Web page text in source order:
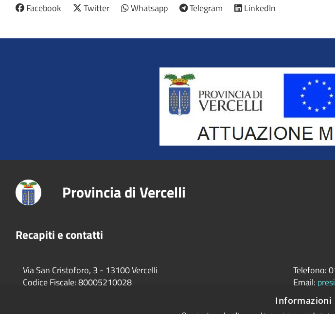
Facebook
Twitter Whatsapp Telegram LinkedIn
Title
Provincia di Vercelli
Recapiti e contatti
Via San Cristoforo, 3 - 13100 Vercelli
Codice Fiscale:80005210028
Telefono:
Email:
Informazioni